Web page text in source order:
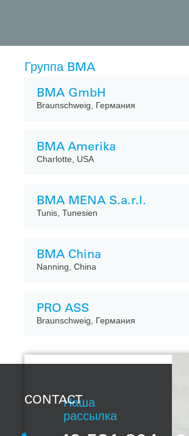
Группа BMA
BMA GmbH
Braunschweig, Германия
BMA Amerika
Charlotte, USA
BMA MENA S.a.r.l.
Tunis, Tunesien
BMA China
Nanning, China
PRO ASS
Braunschweig, Германия
Наша
рассылка
CONTACT